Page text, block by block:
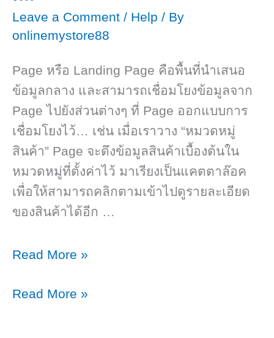
Leave a Comment / Help / By
onlinemystore88
Page หรือ Landing Page คือพื้นที่นำเสนอ
ข้อมูลกลาง และสามารถเชื่อมโยงข้อมูลจาก
Page ไปยังส่วนต่างๆ ที่ Page ออกแบบการ
เชื่อมโยงไว้… เช่น เมื่อเราวาง “หมวดหมู่
สินค้า” Page จะดึงข้อมูลสินค้าเบื้องต้นใน
หมวดหมู่ที่ตั้งค่าไว้ มาเรียงเป็นแคตตาล๊อค
เพื่อให้สามารถคลิกตามเข้าไปดูรายละเอียด
ของสินค้าได้อีก …
การ
แต่ง
Read More »
การ
Read More »